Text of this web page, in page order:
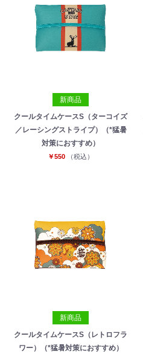
新商品
クールタイムケースS（ターコイズ
／レーシングストライプ）（*猛暑
対策におすすめ）
￥550 （税込）
新商品
クールタイムケースS（レトロフラ
ワー）（*猛暑対策におすすめ）